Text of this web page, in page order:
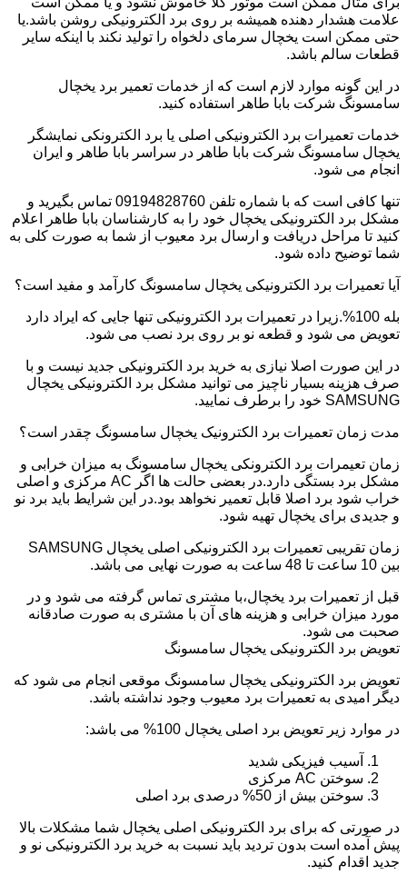
علامت هشدار دهنده همیشه بر روی برد الکترونیکی روشن باشد.یا
حتی ممکن است یخچال سرمای دلخواه را تولید نکند با اینکه سایر
قطعات سالم باشد.
در این گونه موارد لازم است که از خدمات تعمیر برد یخچال
سامسونگ شرکت بابا طاهر استفاده کنید.
خدمات تعمیرات برد الکترونیکی اصلی یا برد الکترونکی نمایشگر
یخچال سامسونگ شرکت بابا طاهر در سراسر بابا طاهر و ایران
انجام می شود.
تنها کافی است که با شماره تلفن 09194828760 تماس بگیرید و
مشکل برد الکترونیکی یخچال خود را به کارشناسان بابا طاهر اعلام
کنید تا مراحل دریافت و ارسال برد معیوب از شما به صورت کلی به
شما توضیح داده شود.
آیا تعمیرات برد الکترونیکی یخچال سامسونگ کارآمد و مفید است؟
بله 100%.زیرا در تعمیرات برد الکترونیکی تنها جایی که ایراد دارد
تعویض می شود و قطعه نو بر روی برد نصب می شود.
در این صورت اصلا نیازی به خرید برد الکترونیکی جدید نیست و با
صرف هزینه بسیار ناچیز می توانید مشکل برد الکترونیکی یخچال
SAMSUNG خود را برطرف نمایید.
مدت زمان تعمیرات برد الکترونیک یخچال سامسونگ چقدر است؟
زمان تعیمرات برد الکترونکی یخچال سامسونگ به میزان خرابی و
مشکل برد بستگی دارد.در بعضی حالت ها اگر AC مرکزی و اصلی
خراب شود برد اصلا قابل تعمیر نخواهد بود.در این شرایط باید برد نو
و جدیدی برای یخچال تهیه شود.
زمان تقریبی تعمیرات برد الکترونیکی اصلی یخچال SAMSUNG
بین 10 ساعت تا 48 ساعت به صورت نهایی می باشد.
قبل از تعمیرات برد یخچال،با مشتری تماس گرفته می شود و در
مورد میزان خرابی و هزینه های آن با مشتری به صورت صادقانه
صحبت می شود.
تعویض برد الکترونیکی یخچال سامسونگ
تعویض برد الکترونیکی یخچال سامسونگ موقعی انجام می شود که
دیگر امیدی به تعمیرات برد معیوب وجود نداشته باشد.
در موارد زیر تعویض برد اصلی یخچال 100% می باشد:
آسیب فیزیکی شدید
سوختن AC مرکزی
سوختن بیش از 50% درصدی برد اصلی
در صورتی که برای برد الکترونیکی اصلی یخچال شما مشکلات بالا
پیش آمده است بدون تردید باید نسبت به خرید برد الکترونیکی نو و
جدید اقدام کنید.